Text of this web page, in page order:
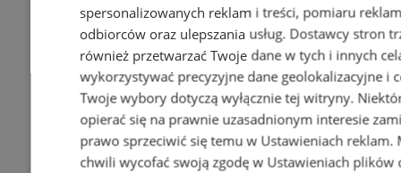
spersonalizowanych reklam i treści, pomiaru
odbiorców oraz ulepszania usług. Dostawcy stron
również przetwarzać Twoje dane w tych i innych
wykorzystywać precyzyjne dane geolokalizacyjne i
Twoje wybory dotyczą wyłącznie tej witryny.
opierać się na prawnie uzasadnionym interesie
prawo sprzeciwić się temu w Ustawieniach reklam.
chwili wycofać swoją zgodę w Ustawieniach plików